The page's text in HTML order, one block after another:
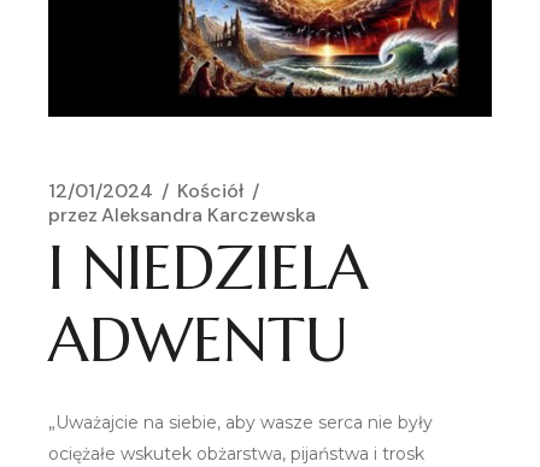
12/01/2024
Kościół
przez Aleksandra Karczewska
I NIEDZIELA
ADWENTU
„Uważajcie na siebie, aby wasze serca nie były
ociężałe wskutek obżarstwa, pijaństwa i trosk